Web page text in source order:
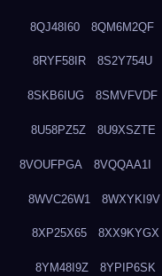
8QJ48I60 8QM6M2QF
8RYF58IR 8S2Y754U
8SKB6IUG 8SMVFVDF
8U58PZ5Z 8U9XSZTE
8VOUFPGA 8VQQAA1I
8WVC26W1 8WXYKI9V
8XP25X65 8XX9KYGX
8YM48I9Z 8YPIP6SK